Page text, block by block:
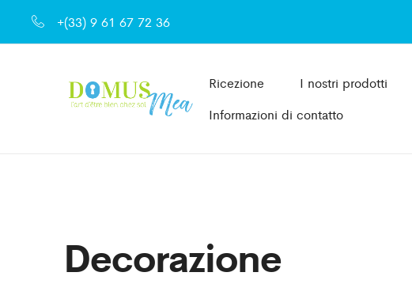
+(33) 9 61 67 72 36
Ricezione I nostri prodotti
Informazioni di contatto
Decorazione